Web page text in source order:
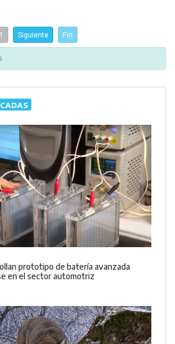
1 Siguiente Fin
prototipo de batería avanzada
en el sector automotriz